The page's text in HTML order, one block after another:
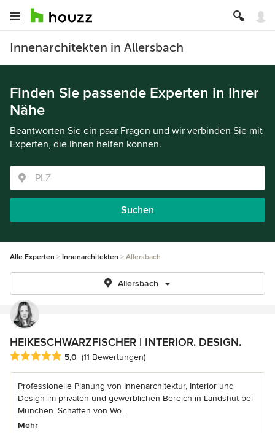
Innenarchitekten in Allersbach
Finden Sie passende Experten in Ihrer
Nähe
Beantworten Sie ein paar Fragen und wir verbinden Sie mit
Experten, die Ihnen helfen können.
Suchen
Alle Experten Innenarchitekten Allersbach
Allersbach
HEIKESCHWARZFISCHER | INTERIOR. DESIGN.
Durchschnittliche Bewertung: 5 von 5 Sternen
5,0 (11 Bewertungen)
Professionelle Planung von Innenarchitektur, Interior und
Design im privaten und gewerblichen Bereich in Landshut bei
München. Schaffen von Wo...
Mehr